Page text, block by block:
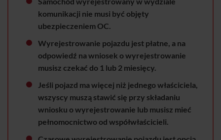
komunikacji nie musi być objęty
ubezpieczeniem OC.
Wyrejestrowanie pojazdu jest płatne, a na
odpowiedź na wniosek o wyrejestrowanie
musisz czekać do 1 lub 2 miesięcy.
Jeśli pojazd ma więcej niż jednego właściciela,
wszyscy muszą stawić się przy składaniu
wniosku o wyrejestrowanie lub musisz mieć
pełnomocnictwo od współwłaścicieli.